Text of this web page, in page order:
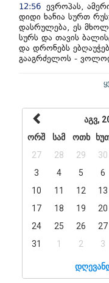
12:56 ევროპას,
დიდი ხანია სურთ
დასრულება, ეს
სურს და თავის
და დრონებს
გააგრძელოს -
აგვ,
ორშ
სამ ოთხ
27
28 29 30
3
4 5 6
10
11 12 13
17
18 19 20
24
25 26 27
31
1 2 3